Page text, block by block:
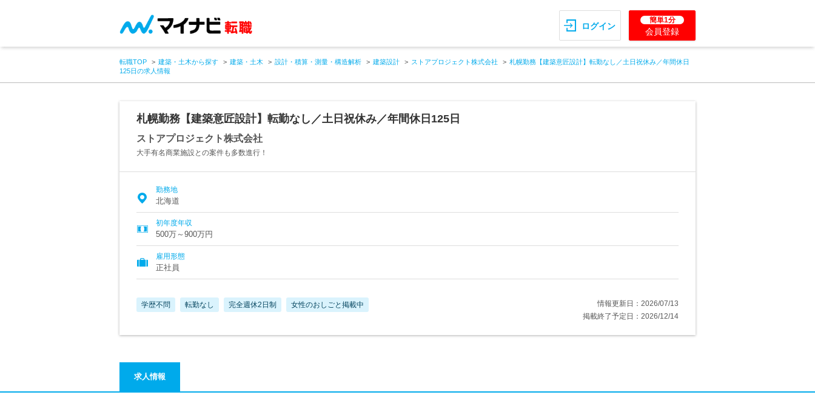
ログイン
簡単1分
会員登録
転職TOP 建築・土木から探す 建築・土木 設計・積算・測量・構造解析 建築設計 ストアプロジェクト株式会社
札幌勤務【建築意匠設計】転勤なし／土日祝休み／年間休日
125日の求人情報
札幌勤務【建築意匠設計】転勤なし／土日祝休み／年間休日125日
ストアプロジェクト株式会社
大手有名商業施設との案件も多数進行！
勤務地
北海道
初年度年収
500万～900万円
雇用形態
正社員
学歴不問 転勤なし 完全週休2日制 女性のおしごと掲載中
情報更新日：2026/07/13
掲載終了予定日：2026/12/14
求人情報